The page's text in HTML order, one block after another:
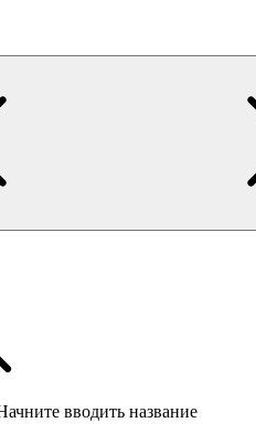
вводить название